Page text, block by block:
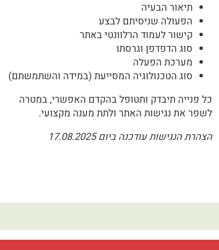
תיאור הבעיה
הפעולה שניסיתם לבצע
קישור לעמוד הרלוונטי באתר
סוג הדפדפן וגרסתו
מערכת הפעלה
סוג הטכנולוגיה המסייעת (במידה והשתמשתם)
כל פנייה תיבדק ותטופל בהקדם האפשרי, במטרה
לשפר את נגישות האתר ולתת מענה מקצועי.
הצהרת הנגישות עודכנה ביום 17.08.2025